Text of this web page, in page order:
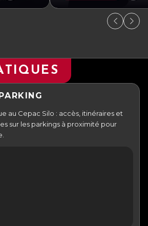
au Cepac Silo : accès, itinéraires et
sur les parkings à proximité pour